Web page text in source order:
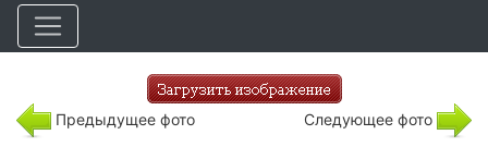
Предыдущее фото Следующее фото